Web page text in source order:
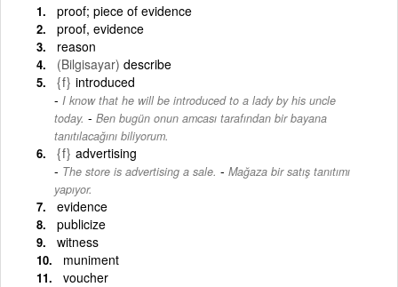
proof; piece of evidence
proof, evidence
reason
(Bilgisayar) describe
{f} introduced
I know that he will be introduced to a lady by his uncle
today. - Ben bugün onun amcası tarafından bir bayana
tanıtılacağını biliyorum.
{f} advertising
The store is advertising a sale. - Mağaza bir satış tanıtımı
yapıyor.
evidence
publicize
witness
muniment
voucher